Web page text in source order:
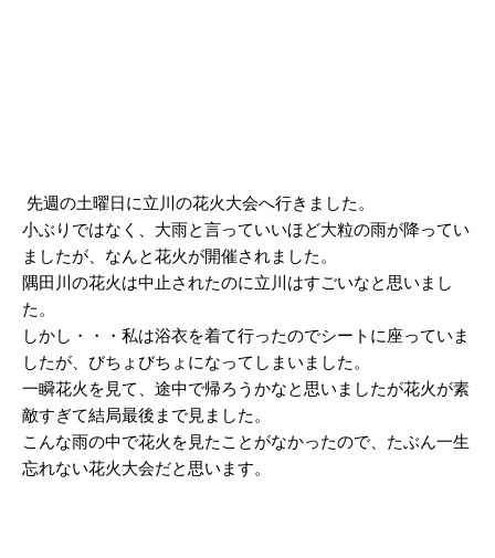
2024/08
2024/07
2024/06
2024/05
2024/04
2024/03
2024/02
先週の土曜日に立川の花火大会へ行きました。
小ぶりではなく、大雨と言っていいほど大粒の雨が降ってい
ましたが、なんと花火が開催されました。
隅田川の花火は中止されたのに立川はすごいなと思いまし
た。
しかし・・・私は浴衣を着て行ったのでシートに座っていま
したが、びちょびちょになってしまいました。
一瞬花火を見て、途中で帰ろうかなと思いましたが花火が素
敵すぎて結局最後まで見ました。
こんな雨の中で花火を見たことがなかったので、たぶん一生
忘れない花火大会だと思います。